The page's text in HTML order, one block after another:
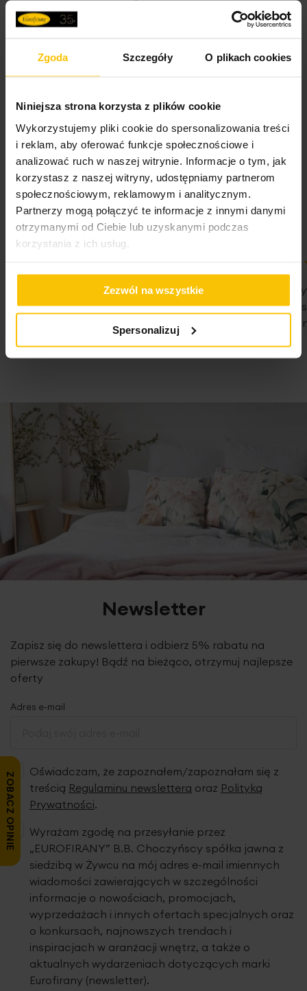
Zgoda Szczegóły O plikach cookies
Niniejsza strona korzysta z plików cookie
Wykorzystujemy pliki cookie do spersonalizowania treści
i reklam, aby oferować funkcje społecznościowe i
analizować ruch w naszej witrynie. Informacje o tym, jak
korzystasz z naszej witryny, udostępniamy partnerom
społecznościowym, reklamowym i analitycznym.
Partnerzy mogą połączyć te informacje z innymi danymi
otrzymanymi od Ciebie lub uzyskanymi podczas
korzystania z ich usług.
Zezwól na wszystkie
Spersonalizuj
Opinie potwierdzone zakupem
5%
Na podstawie 28332 opinii. Zobacz niektóre opinie
tutaj.
100%
WSZYSTKO SPRAWNIE SZYBKA
DOSTAWA POLECAM
100%
Nie
Państwa
Nie traćcie
07-08-2026
Newsletter
Zapisz się do newslettera i odbierz 5% rabatu na
pierwsze zakupy! Bądź na bieżąco, otrzymuj najlepsze
oferty
Adres e-mail
Oświadczam, że zapoznałem/zapoznałam się z
treścią Regulaminu newslettera oraz Polityką
Prywatności.
Wyrażam zgodę na przesyłanie przez
„EUROFIRANY” B.B. Choczyńscy spółka jawna z
siedzibą w Żywcu na mój adres e-mail imiennych
wiadomości zawierających w szczególności
informacje o nowościach, promocjach,
wyprzedażach i innych ofertach specjalnych oraz
o konkursach, najnowszych trendach i
inspiracjach w aranżacji wnętrz, a także o
aktualnych wydarzeniach dotyczących marki
Eurofirany (newsletter).
ZOBACZ OPINIE